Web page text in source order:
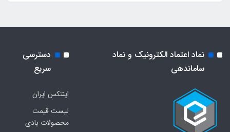
نماد اعتماد الکترونیک و نماد
ساماندهی
دسترسی
سریع
اینتکس ایران
لیست قیمت
محصولات بادی